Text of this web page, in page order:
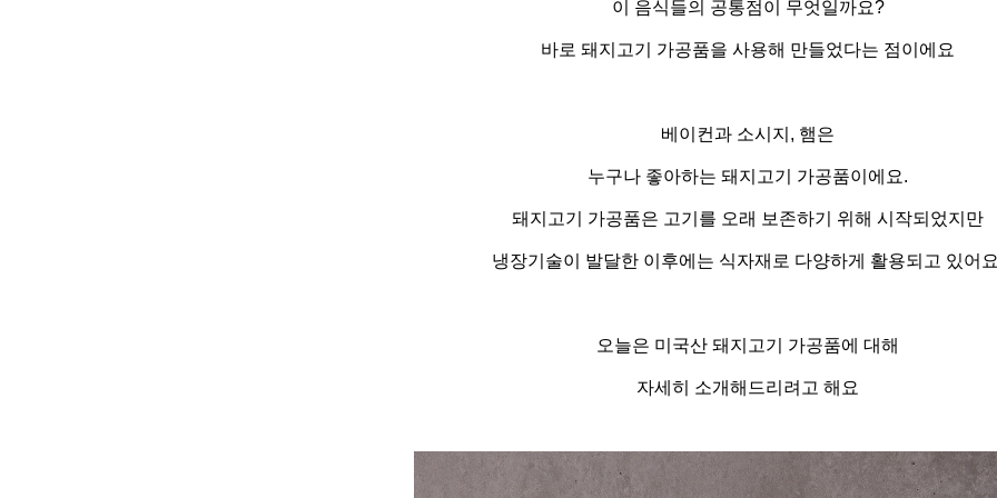
이 음식들의 공통점이 무엇일까요?
바로 돼지고기 가공품을 사용해 만들었다는 점이에요
베이컨과 소시지 , 햄은
누구나 좋아하는 돼지고기 가공품이에요.
돼지고기 가공품은 고기를 오래 보존하기 위해 시작되었지만
냉장기술이 발달한 이후에는 식자재로 다양하게 활용되고 있어
오늘은 미국산 돼지고기 가공품에 대해
자세히 소개해드리려고 해요